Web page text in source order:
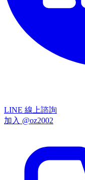
LINE 線上諮詢
加入 @oz2002